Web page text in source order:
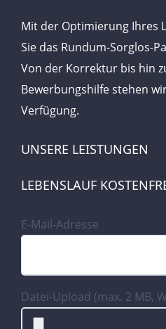
Mit der Optimierung Ihres
Sie das Rundum-Sorglos-
Von der Korrektur bis hin
Bewerbungshilfe stehen
Verfügung.
UNSERE LEISTUNGEN
LEBENSLAUF
E-Mail-Adresse
Datei-Upload (max. 2 MB,